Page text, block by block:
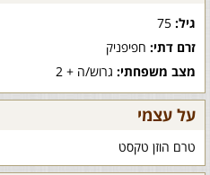
גיל:
זרם דתי: חפיפניק
מצב משפחתי: גרוש/ה + 2
על עצמי
טרם הוזן טקסט